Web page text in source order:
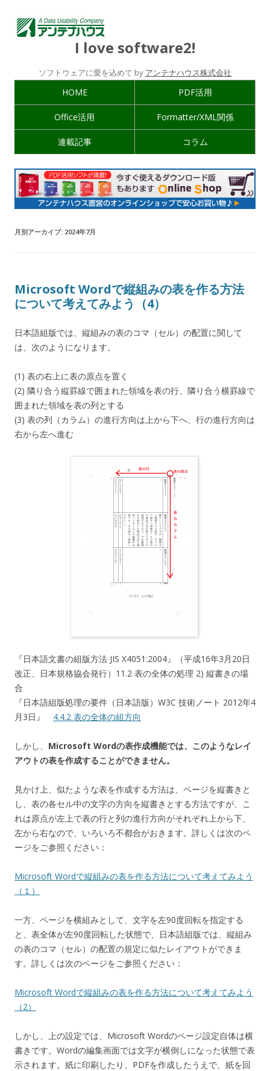
I love software2!
ソフトウェアに愛を込めて by アンテナハウス株式会社
HOME PDF活用
Office活用 Formatter/XML関係
連載記事 コラム
月別アーカイブ: 2024年7月
Microsoft Wordで縦組みの表を作る方法
について考えてみよう（4）
日本語組版では、縦組みの表のコマ（セル）の配置に関して
は、次のようになります。
(1) 表の右上に表の原点を置く
(2) 隣り合う縦罫線で囲まれた領域を表の行、隣り合う横罫線で
囲まれた領域を表の列とする
(3) 表の列（カラム）の進行方向は上から下へ、行の進行方向は
右から左へ進む
『日本語文書の組版方法 JIS X4051:2004』（平成16年3月20日
改正、日本規格協会発行）11.2 表の全体の処理 2) 縦書きの場
合
『日本語組版処理の要件（日本語版）W3C 技術ノート 2012年4
月3日』 4.4.2 表の全体の組方向
しかし、 Microsoft Wordの表作成機能では、このようなレイ
アウトの表を作成することができません。
見かけ上、似たような表を作成する方法は、ページを縦書きと
し、表の各セル中の文字の方向を縦書きとする方法ですが、こ
れは原点が左上で表の行と列の進行方向がそれぞれ上から下、
左から右なので、いろいろ不都合がおきます。詳しくは次のペ
ージをご参照ください：
Microsoft Wordで縦組みの表を作る方法について考えてみよう
（１）
一方、ページを横組みとして、文字を左90度回転を指定する
と、表全体が左90度回転した状態で、日本語組版では、縦組み
の表のコマ（セル）の配置の規定に似たレイアウトができま
す。詳しくは次のページをご参照ください：
Microsoft Wordで縦組みの表を作る方法について考えてみよう
（2）
しかし、上の設定では、Microsoft Wordのページ設定自体は横
書きです。Wordの編集画面では文字が横倒しになった状態で表
示されます。紙に印刷したり、PDFを作成したうえで、紙を回